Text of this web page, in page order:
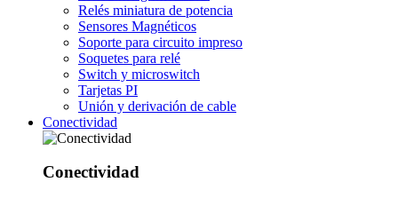
Relés miniatura de potencia
Sensores Magnéticos
Soporte para circuito impreso
Soquetes para relé
Switch y microswitch
Tarjetas PI
Unión y derivación de cable
Conectividad
Conectividad